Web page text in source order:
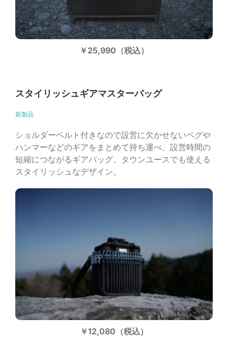
￥25,990（税込）
スタイリッシュギアマスターバッグ
新製品
ショルダーベルト付きなので設営に欠かせないペグや
ハンマーなどのギアをまとめて持ち運べ、設営時間の
短縮につながるギアバッグ。タウンユースでも使える
スタイリッシュなデザイン。
￥12,080（税込）